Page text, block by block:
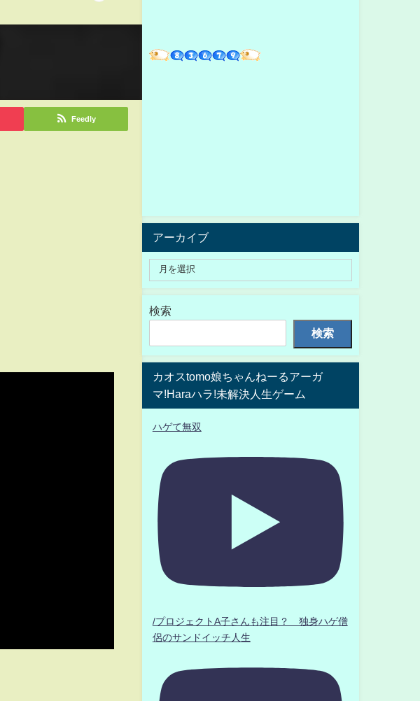
Feedly
アーカイブ
検索
検索
カオスtomo娘ちゃんねーるアーガ
マ!Haraハラ!未解決人生ゲーム
ハゲて無双
/プロジェクトA子さんも注目？ 独身ハゲ僧
侶のサンドイッチ人生